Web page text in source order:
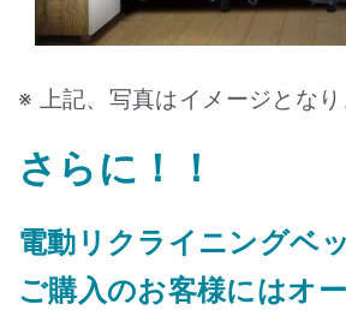
※ 上記、写真はイメージとなり
さらに！！
電動リクライニングベ
ご購入のお客様にはオ